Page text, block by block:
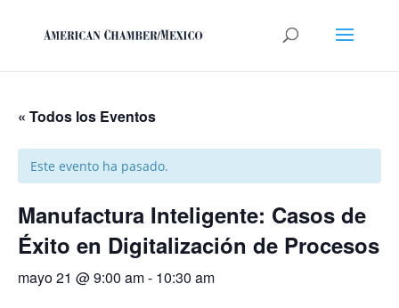
« Todos los Eventos
Este evento ha pasado.
Manufactura Inteligente: Casos de
Éxito en Digitalización de Procesos
mayo 21 @ 9:00 am- 10:30 am